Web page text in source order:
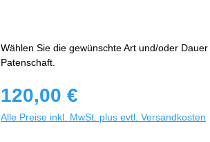
Wählen Sie die gewünschte Art und/oder
Patenschaft.
120,00 €
Alle Preise inkl. MwSt. plus evtl. Versandkosten